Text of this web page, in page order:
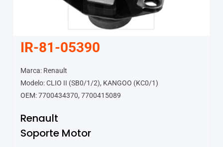
IR-81-05390
Marca: Renault
Modelo: CLIO II (SB0/1/2), KANGOO (KC0/1)
OEM: 7700434370, 7700415089
Renault
Soporte Motor